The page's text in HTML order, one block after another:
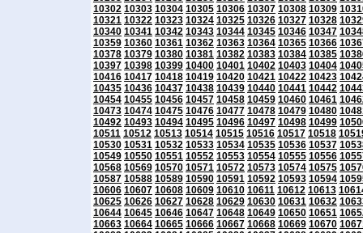
10302 10303 10304 10305 10306 10307 10308 10309
10321 10322 10323 10324 10325 10326 10327 10328
10340 10341 10342 10343 10344 10345 10346 10347
10359 10360 10361 10362 10363 10364 10365 10366
10378 10379 10380 10381 10382 10383 10384 10385
10397 10398 10399 10400 10401 10402 10403 10404
10416 10417 10418 10419 10420 10421 10422 10423
10435 10436 10437 10438 10439 10440 10441 10442
10454 10455 10456 10457 10458 10459 10460 10461
10473 10474 10475 10476 10477 10478 10479 10480
10492 10493 10494 10495 10496 10497 10498 10499
10511 10512 10513 10514 10515 10516 10517 10518
10530 10531 10532 10533 10534 10535 10536 10537
10549 10550 10551 10552 10553 10554 10555 10556
10568 10569 10570 10571 10572 10573 10574 10575
10587 10588 10589 10590 10591 10592 10593 10594
10606 10607 10608 10609 10610 10611 10612 10613
10625 10626 10627 10628 10629 10630 10631 10632
10644 10645 10646 10647 10648 10649 10650 10651
10663 10664 10665 10666 10667 10668 10669 10670